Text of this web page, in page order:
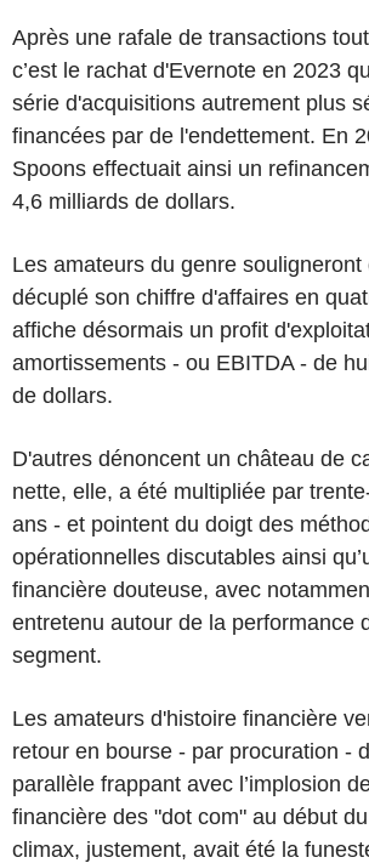
Après une rafale de transactions
c’est le rachat d'Evernote en 2023
série d'acquisitions autrement plus
financées par de l'endettement. En
Spoons effectuait ainsi un
4,6 milliards de dollars.
Les amateurs du genre souligneront
décuplé son chiffre d'affaires en
affiche désormais un profit
amortissements - ou EBITDA - de
de dollars.
D'autres dénoncent un château de
nette, elle, a été multipliée par
ans - et pointent du doigt des
opérationnelles discutables ainsi
financière douteuse, avec
entretenu autour de la performance
segment.
Les amateurs d'histoire financière
retour en bourse - par procuration -
parallèle frappant avec l’implosion
financière des "dot com" au début
climax, justement, avait été la